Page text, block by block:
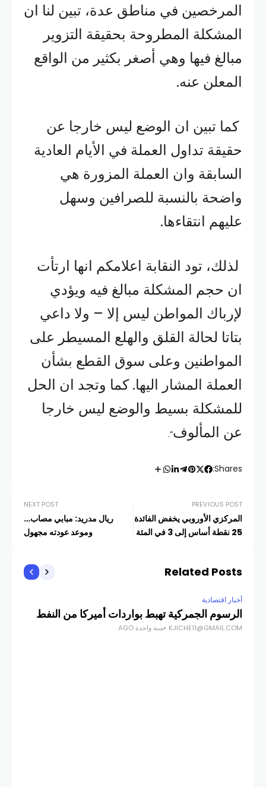
المرخصين في مناطق عدة، تبين لنا ان
المشكلة المطروحة بحقيقة التزوير
مبالغ فيها وهي أصغر بكثير من الواقع
المعلن عنه.
كما تبين ان الوضع ليس خارجا عن
حقيقة تداول العملة في الأيام العادية
السابقة وان العملة المزورة هي
واضحة بالنسبة للصرافين وسهل
عليهم انتقاءها.
لذلك، تود النقابة اعلامكم انها ارتأت
ان حجم المشكلة مبالغ فيه ويؤدي
لإرباك المواطن ليس إلا – ولا داعي
بتاتا لحالة القلق والهلع المسيطر على
المواطنين وعلى سوق القطع بشأن
العملة المشار اليها. كما وتجد ان الحل
للمشكلة بسيط والوضع ليس خارجا
عن المألوف“.
Shares:
PREVIOUS POST
المركزي الأوروبي يخفض الفائدة
25 نقطة أساس إلى 3 في المئة
NEXT POST
ريال مدريد: مبابي مصاب…
وموعد عودته مجهول
Related Posts
أخبار اقتصادية
الرسوم الجمركية تهبط بواردات أميركا من النفط
KJICHE11@GMAIL.COM سنة واحدة AGO